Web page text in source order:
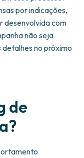
por indicações,
desenvolvida com
não seja
detalhes no próximo
de